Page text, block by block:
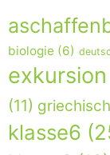
biologie (6)
exkursion
(11) griechisch
klasse6